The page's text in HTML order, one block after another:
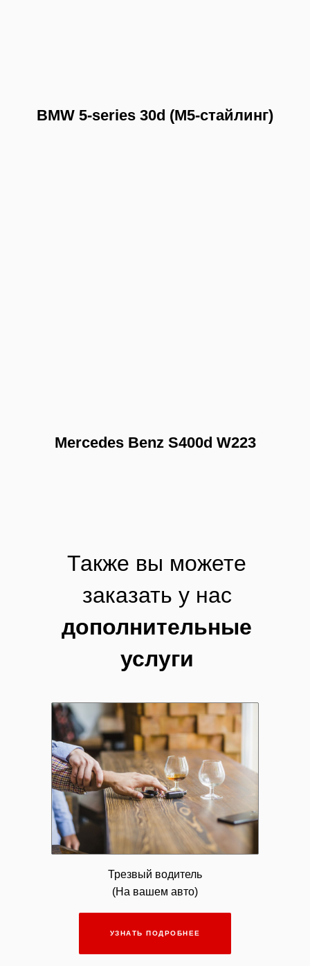
BMW 5-series 30d (M5-стайлинг)
Mercedes Benz S400d W223
Также вы можете
заказать у нас
дополнительные
услуги
Трезвый водитель
(На вашем авто)
УЗНАТЬ ПОДРОБНЕЕ